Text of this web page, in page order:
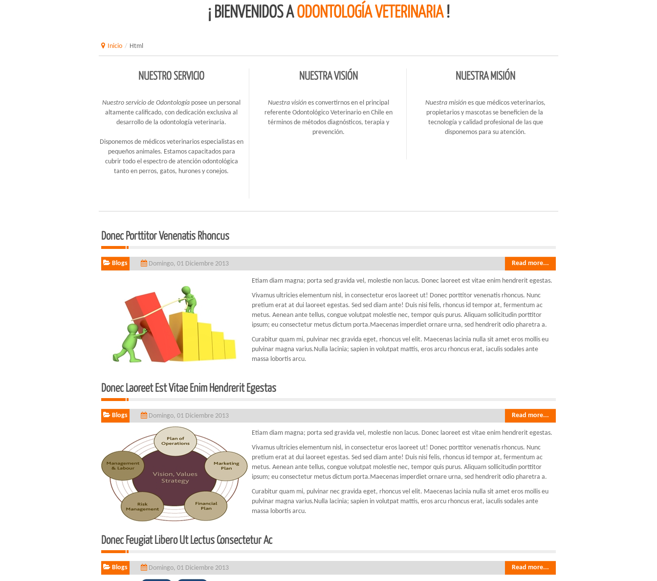
¡ BIENVENIDOS AODONTOLOGÍA VETERINARIA!
Inicio / Html
NUESTRO SERVICIO
Nuestro servicio deOdontología posee un personal
altamente calificado, con dedicación exclusiva al
desarrollo de la odontología veterinaria.
Disponemos de médicos veterinarios especialistas en
pequeños animales. Estamos capacitados para
cubrir todo el espectro de atención odontológica
tanto en perros, gatos, hurones y conejos.
NUESTRA VISIÓN
Nuestra visiónes convertirnos en el principal
referente Odontológico Veterinario en Chile en
términos de métodos diagnósticos, terapia y
prevención.
NUESTRA MISIÓN
Nuestra misión es que médicos veterinarios,
propietarios y mascotas se beneficien de la
tecnología y calidad profesional de las que
disponemos para su atención.
Donec Porttitor Venenatis Rhoncus
Blogs Domingo, 01 Diciembre 2013 Read more...
Etiam diam magna; porta sed gravida vel, molestie non lacus. Donec laoreet est vitae enim hendrerit egestas.
Vivamus ultricies elementum nisl, in consectetur eros laoreet ut! Donec porttitor venenatis rhoncus. Nunc
pretium erat at dui laoreet egestas. Sed sed diam ante! Duis nisi felis, rhoncus id tempor at, fermentum ac
metus. Aenean ante tellus, congue volutpat molestie nec, tempor quis purus. Aliquam sollicitudin porttitor
ipsum; eu consectetur metus dictum porta.Maecenas imperdiet ornare urna, sed hendrerit odio pharetra a.
Curabitur quam mi, pulvinar nec gravida eget, rhoncus vel elit. Maecenas lacinia nulla sit amet eros mollis eu
pulvinar magna varius.Nulla lacinia; sapien in volutpat mattis, eros arcu rhoncus erat, iaculis sodales ante
massa lobortis arcu.
Donec Laoreet Est Vitae Enim Hendrerit Egestas
Blogs Domingo, 01 Diciembre 2013 Read more...
Etiam diam magna; porta sed gravida vel, molestie non lacus. Donec laoreet est vitae enim hendrerit egestas.
Vivamus ultricies elementum nisl, in consectetur eros laoreet ut! Donec porttitor venenatis rhoncus. Nunc
pretium erat at dui laoreet egestas. Sed sed diam ante! Duis nisi felis, rhoncus id tempor at, fermentum ac
metus. Aenean ante tellus, congue volutpat molestie nec, tempor quis purus. Aliquam sollicitudin porttitor
ipsum; eu consectetur metus dictum porta.Maecenas imperdiet ornare urna, sed hendrerit odio pharetra a.
Curabitur quam mi, pulvinar nec gravida eget, rhoncus vel elit. Maecenas lacinia nulla sit amet eros mollis eu
pulvinar magna varius.Nulla lacinia; sapien in volutpat mattis, eros arcu rhoncus erat, iaculis sodales ante
massa lobortis arcu.
Donec Feugiat Libero Ut Lectus Consectetur Ac
Blogs Domingo, 01 Diciembre 2013 Read more...